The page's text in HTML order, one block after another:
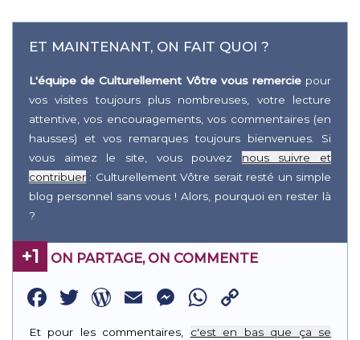
ET MAINTENANT, ON FAIT QUOI ?
L'équipe de Culturellement Vôtre vous remerciepour
vos visites toujours plus nombreuses, votre lecture
attentive, vos encouragements, vos commentaires (en
hausses) et vos remarques toujours bienvenues. Si
vous aimez le site, vous pouvez nous suivre et
contribuer : Culturellement Vôtre serait resté un simple
blog personnel sans vous ! Alors, pourquoi en rester là
?
+1 ON PARTAGE, ON COMMENTE
Facebook
Twitter
WordPress
EmailMessenger
WhatsApp
Link
Et pour les commentaires, c'est en bas que ça se